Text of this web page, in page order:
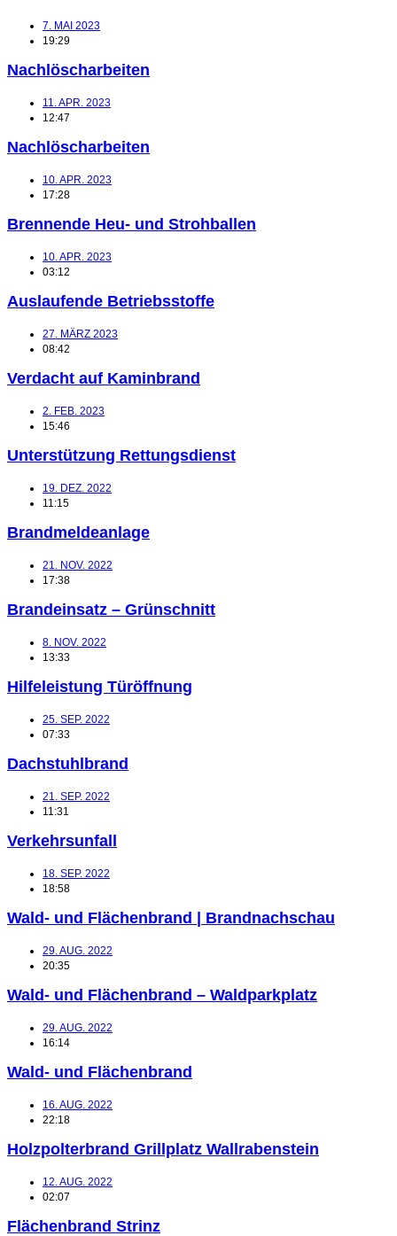
7. MAI 2023
19:29
Nachlöscharbeiten
11. APR. 2023
12:47
Nachlöscharbeiten
10. APR. 2023
17:28
Brennende Heu- und Strohballen
10. APR. 2023
03:12
Auslaufende Betriebsstoffe
27. MÄRZ 2023
08:42
Verdacht auf Kaminbrand
2. FEB. 2023
15:46
Unterstützung Rettungsdienst
19. DEZ. 2022
11:15
Brandmeldeanlage
21. NOV. 2022
17:38
Brandeinsatz – Grünschnitt
8. NOV. 2022
13:33
Hilfeleistung Türöffnung
25. SEP. 2022
07:33
Dachstuhlbrand
21. SEP. 2022
11:31
Verkehrsunfall
18. SEP. 2022
18:58
Wald- und Flächenbrand | Brandnachschau
29. AUG. 2022
20:35
Wald- und Flächenbrand – Waldparkplatz
29. AUG. 2022
16:14
Wald- und Flächenbrand
16. AUG. 2022
22:18
Holzpolterbrand Grillplatz Wallrabenstein
12. AUG. 2022
02:07
Flächenbrand Strinz